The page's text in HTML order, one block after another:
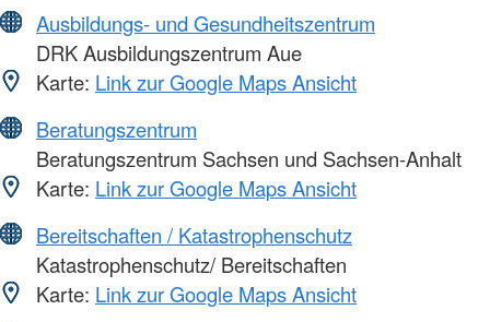
Ausbildungs- und Gesundheitszentrum
DRK Ausbildungszentrum Aue
Karte: Link zur Google Maps Ansicht
Beratungszentrum
Beratungszentrum Sachsen und Sachsen-Anhalt
Karte: Link zur Google Maps Ansicht
Bereitschaften / Katastrophenschutz
Katastrophenschutz/ Bereitschaften
Karte: Link zur Google Maps Ansicht